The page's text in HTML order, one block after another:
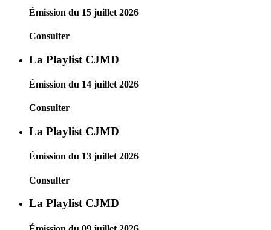
Émission du 15 juillet 2026
Consulter
La Playlist CJMD
Émission du 14 juillet 2026
Consulter
La Playlist CJMD
Émission du 13 juillet 2026
Consulter
La Playlist CJMD